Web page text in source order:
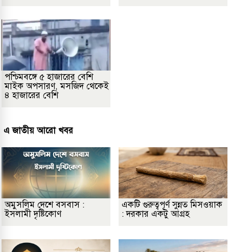
পশ্চিমবঙ্গে ৫ হাজারের বেশি
মাইক অপসারণ, মসজিদ থেকেই
৪ হাজারের বেশি
এ জাতীয় আরো খবর
অমুসলিম দেশে বসবাস :
ইসলামী দৃষ্টিকোণ
একটি গুরুত্বপূর্ণ সুন্নত মিসওয়াক
: দরকার একটু আগ্রহ